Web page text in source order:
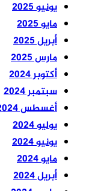
يونيو 2025
مايو 2025
أبريل 2025
مارس 2025
أكتوبر 2024
سبتمبر 2024
أغسطس 2024
يوليو 2024
يونيو 2024
مايو 2024
أبريل 2024